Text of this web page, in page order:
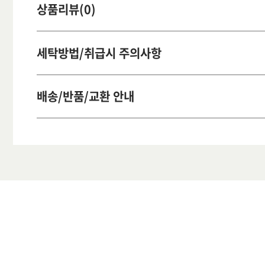
상품리뷰(0)
세탁방법/취급시 주의사항
배송/반품/교환 안내